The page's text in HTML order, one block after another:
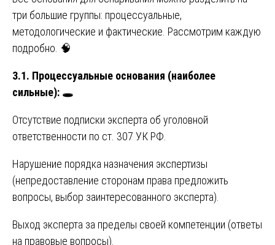
три большие группы: процессуальные,
методологические и фактические. Рассмотрим каждую
подробно. 🧠
3.1. Процессуальные основания (наиболее
сильные): 🕳️
Отсутствие подписки эксперта об уголовной
ответственности по ст. 307 УК РФ.
Нарушение порядка назначения экспертизы
(непредоставление сторонам права предложить
вопросы, выбор заинтересованного эксперта).
Выход эксперта за пределы своей компетенции (ответы
на правовые вопросы).